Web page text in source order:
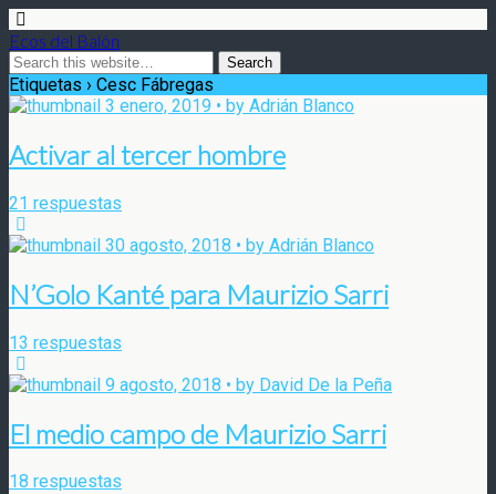
Ecos del Balón
Etiquetas › Cesc Fábregas
3 enero, 2019 • by Adrián Blanco
Activar al tercer hombre
21 respuestas
30 agosto, 2018 • by Adrián Blanco
N’Golo Kanté para Maurizio Sarri
13 respuestas
9 agosto, 2018 • by David De la Peña
El medio campo de Maurizio Sarri
18 respuestas